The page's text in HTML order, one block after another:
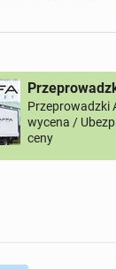
Przeprowadzki
wycena /
ceny